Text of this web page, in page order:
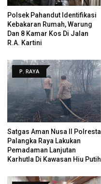
Polsek Pahandut Identifikasi
Kebakaran Rumah, Warung
Dan 8 Kamar Kos Di Jalan
R.A. Kartini
P. RAYA
Satgas Aman Nusa II Polresta
Palangka Raya Lakukan
Pemadaman Lanjutan
Karhutla Di Kawasan Hiu Putih